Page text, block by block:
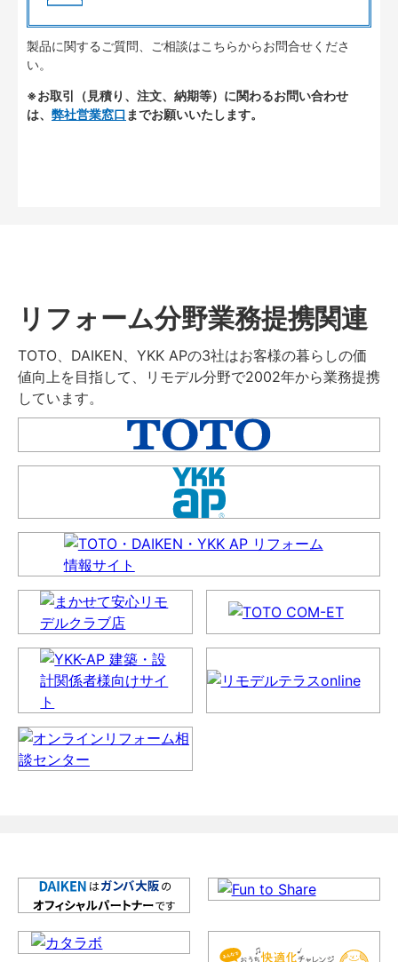
製品に関するご質問、ご相談はこちらからお問合せくださ
い。
※お取引（見積り、注文、納期等）に関わるお問い合わせ
は、 弊社営業窓口 までお願いいたします。
リフォーム分野業務提携関連
TOTO、DAIKEN、YKK APの3社はお客様の暮らしの価
値向上を目指して、リモデル分野で2002年から業務提携
しています。